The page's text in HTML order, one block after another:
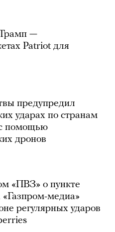
—
Patriot для
предупредил
ударах по странам
с помощью
дронов
«ПВЗ» о пункте
«Газпром-медиа»
регулярных ударов